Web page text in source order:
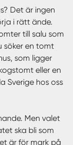
Det är ingen
i rätt ände.
till salu som
söker en tomt
som ligger
eller en
Sverige hos oss
Men valet
ska bli som
är för mark på